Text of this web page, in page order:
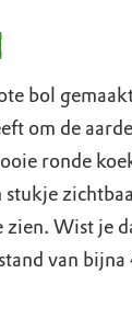
bol
om de
ronde
stukje
zien. Wist je
van